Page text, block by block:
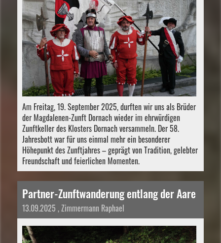
Am Freitag, 19. September 2025, durften wir uns als Brüder
der Magdalenen-Zunft Dornach wieder im ehrwürdigen
Zunftkeller des Klosters Dornach versammeln. Der 58.
Jahresbott war für uns einmal mehr ein besonderer
Höhepunkt des Zunftjahres – geprägt von Tradition, gelebter
Freundschaft und feierlichen Momenten.
Partner-Zunftwanderung entlang der Aare
13.09.2025 , Zimmermann Raphael